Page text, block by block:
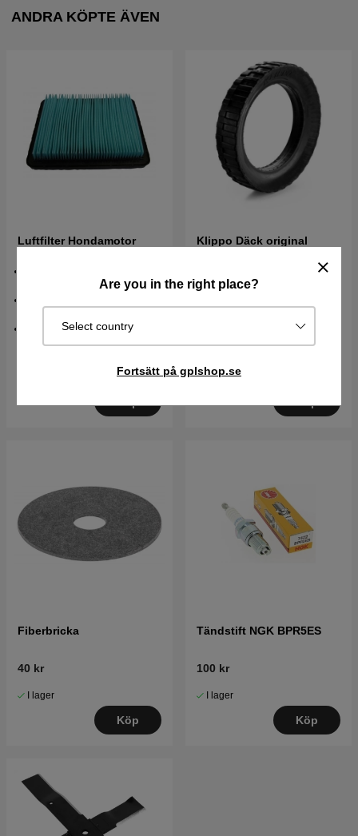
Are you in the right place?
Select country
Fortsätt på gplshop.se
ANDRA KÖPTE ÄVEN
Luftfilter Hondamotor
Honda originaldel
145 kr
Köp
Klippo Däck original
225 kr 238 kr
I lager
Köp
Fiberbricka
40 kr
I lager
Köp
Tändstift NGK BPR5ES
100 kr
I lager
Köp